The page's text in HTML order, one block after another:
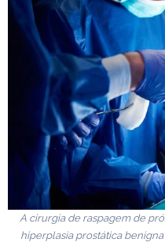
A cirurgia de raspagem de
hiperplasia prostática